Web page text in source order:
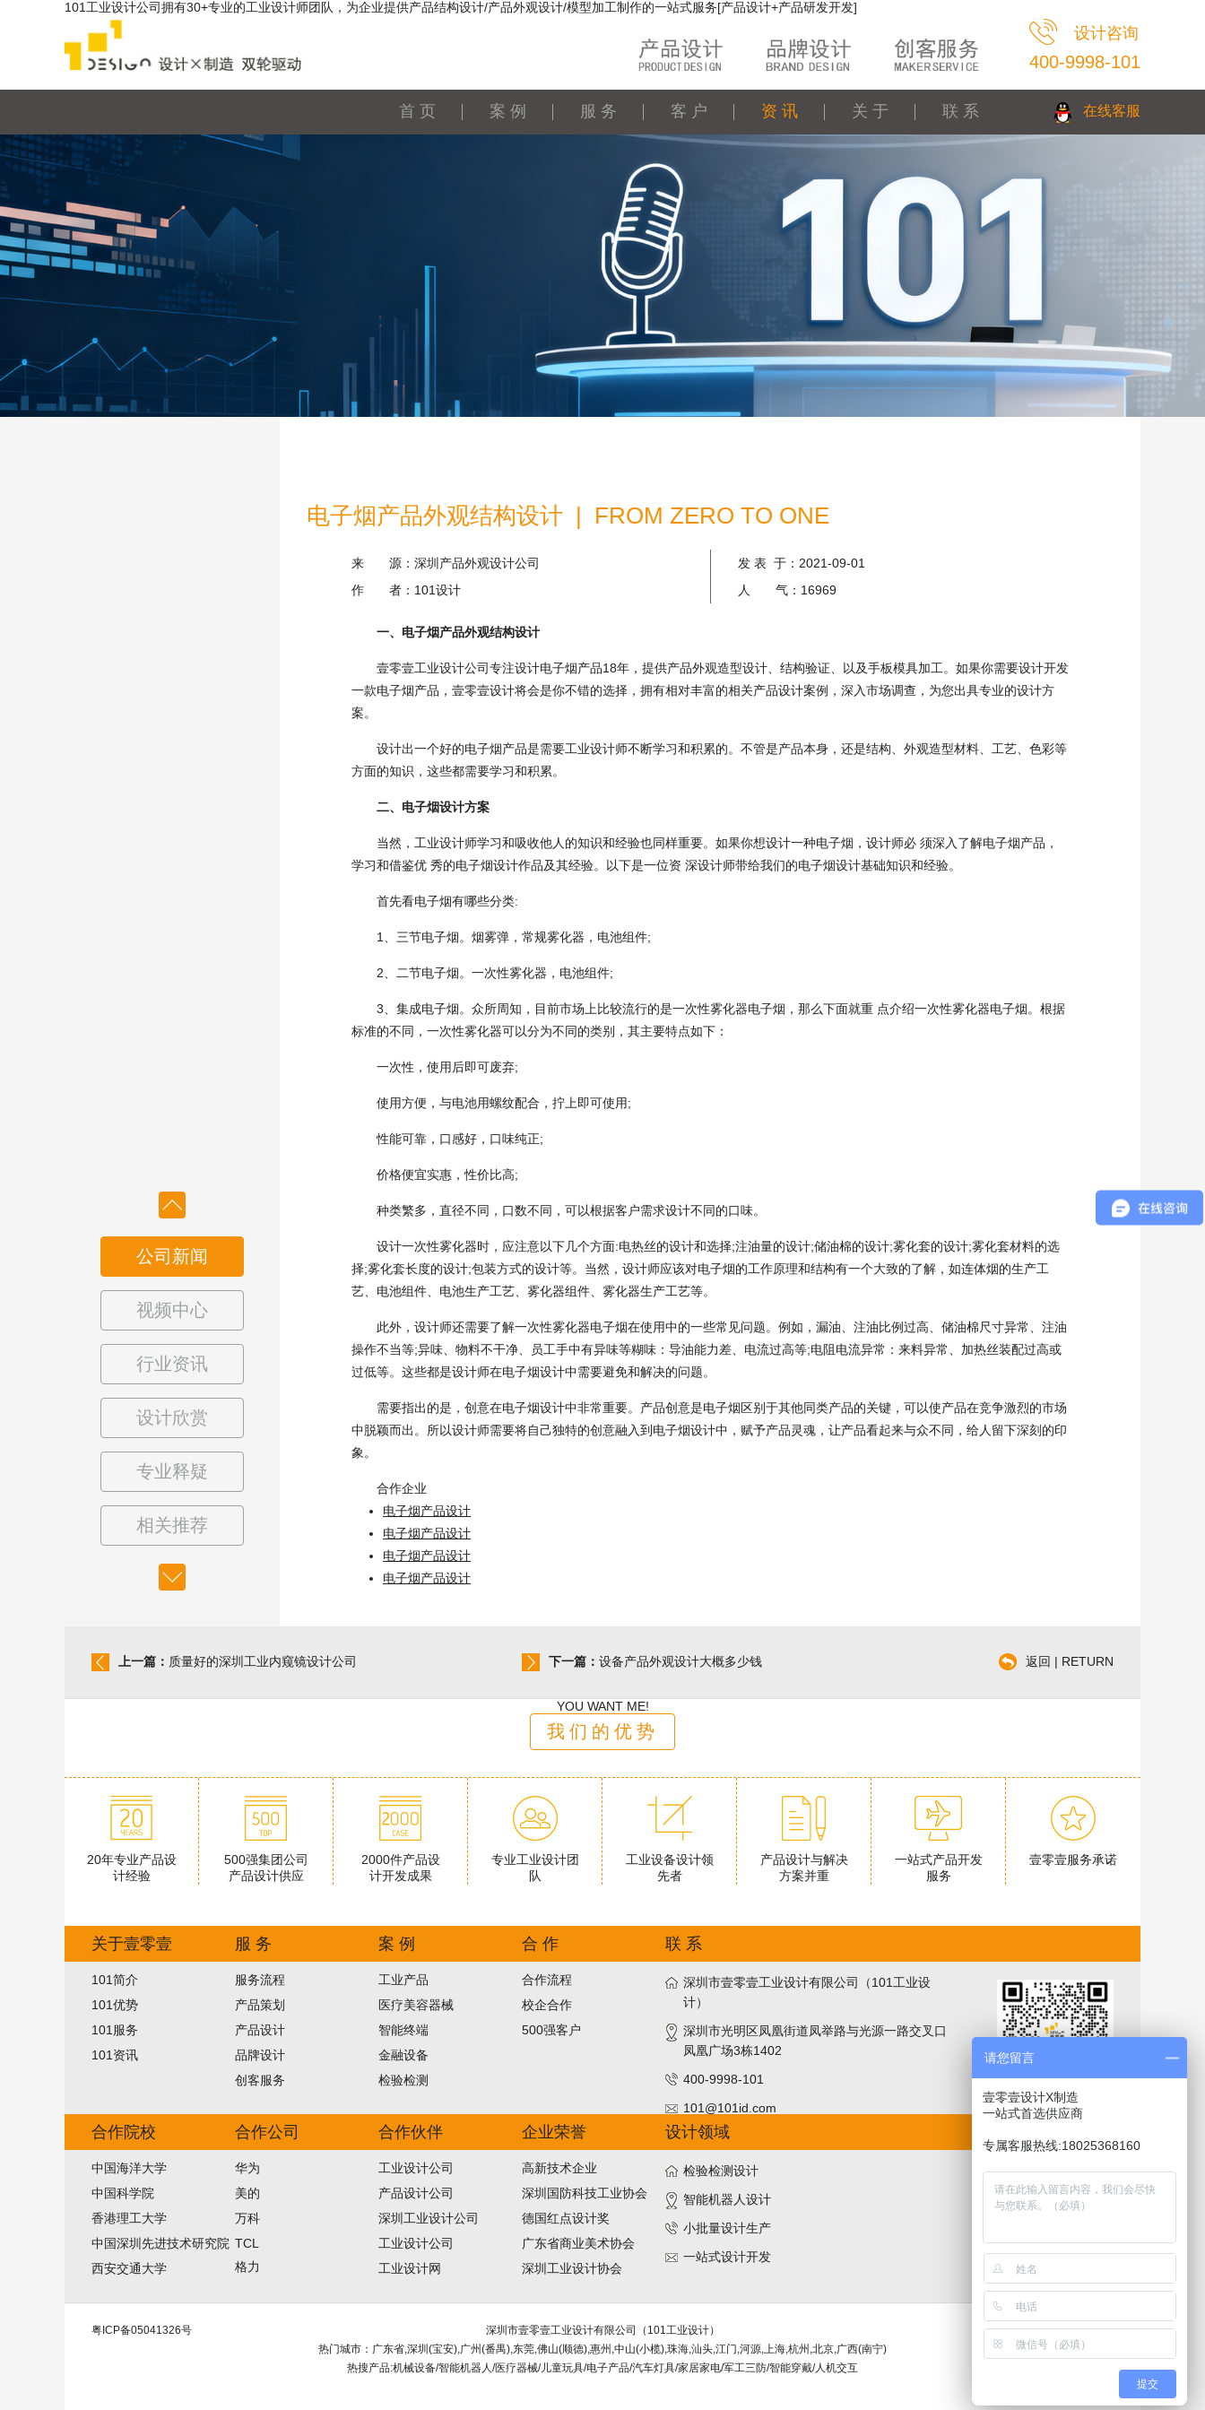
101工业设计公司拥有30+专业的工业设计师团队，为企业提供产品结构设计/产品外观设计/模型加工制作的一站式服务[产品设计+产品研发开发]
设计咨询
400-9998-101
首 页 案 例 服 务 客 户 资 讯 关 于 联 系 在线客服
公司新闻
视频中心
行业资讯
设计欣赏
专业释疑
相关推荐
电子烟产品外观结构设计 | FROM ZERO TO ONE
来 源： 深圳产品外观设计公司 发 表 于： 2021-09-01
作 者： 101设计 人 气： 16969
一、电子烟产品外观结构设计
壹零壹工业设计公司专注设计电子烟产品18年，提供产品外观造型设计、结构验证、以及手板模具加工。如果你需要设计开发
一款电子烟产品，壹零壹设计将会是你不错的选择，拥有相对丰富的相关产品设计案例，深入市场调查，为您出具专业的设计方
案。
设计出一个好的电子烟产品是需要工业设计师不断学习和积累的。不管是产品本身，还是结构、外观造型材料、工艺、色彩等
方面的知识，这些都需要学习和积累。
二、电子烟设计方案
当然，工业设计师学习和吸收他人的知识和经验也同样重要。如果你想设计一种电子烟，设计师必 须深入了解电子烟产品，
学习和借鉴优 秀的电子烟设计作品及其经验。以下是一位资 深设计师带给我们的电子烟设计基础知识和经验。
首先看电子烟有哪些分类:
1、三节电子烟。烟雾弹，常规雾化器，电池组件;
2、二节电子烟。一次性雾化器，电池组件;
3、集成电子烟。众所周知，目前市场上比较流行的是一次性雾化器电子烟，那么下面就重 点介绍一次性雾化器电子烟。根据
标准的不同，一次性雾化器可以分为不同的类别，其主要特点如下：
一次性，使用后即可废弃;
使用方便，与电池用螺纹配合，拧上即可使用;
性能可靠，口感好，口味纯正;
价格便宜实惠，性价比高;
种类繁多，直径不同，口数不同，可以根据客户需求设计不同的口味。
设计一次性雾化器时，应注意以下几个方面:电热丝的设计和选择;注油量的设计;储油棉的设计;雾化套的设计;雾化套材料的选
择;雾化套长度的设计;包装方式的设计等。当然，设计师应该对电子烟的工作原理和结构有一个大致的了解，如连体烟的生产工
艺、电池组件、电池生产工艺、雾化器组件、雾化器生产工艺等。
此外，设计师还需要了解一次性雾化器电子烟在使用中的一些常见问题。例如，漏油、注油比例过高、储油棉尺寸异常、注油
操作不当等;异味、物料不干净、员工手中有异味等糊味：导油能力差、电流过高等;电阻电流异常：来料异常、加热丝装配过高或
过低等。这些都是设计师在电子烟设计中需要避免和解决的问题。
需要指出的是，创意在电子烟设计中非常重要。产品创意是电子烟区别于其他同类产品的关键，可以使产品在竞争激烈的市场
中脱颖而出。所以设计师需要将自己独特的创意融入到电子烟设计中，赋予产品灵魂，让产品看起来与众不同，给人留下深刻的印
象。
合作企业
电子烟产品设计
电子烟产品设计
电子烟产品设计
电子烟产品设计
上一篇： 质量好的深圳工业内窥镜设计公司 下一篇： 设备产品外观设计大概多少钱 返回 | RETURN
YOU WANT ME!
我们的优势
20年专业产品设
计经验
500强集团公司
产品设计供应
2000件产品设
计开发成果
专业工业设计团
队
工业设备设计领
先者
产品设计与解决
方案并重
一站式产品开发
服务
壹零壹服务承诺
关于壹零壹
101简介
101优势
101服务
101资讯
服 务
服务流程
产品策划
产品设计
品牌设计
创客服务
案 例
工业产品
医疗美容器械
智能终端
金融设备
检验检测
合 作
合作流程
校企合作
500强客户
联 系
深圳市壹零壹工业设计有限公司（101工业设
计）
深圳市光明区凤凰街道凤举路与光源一路交叉口
凤凰广场3栋1402
400-9998-101
101@101id.com
合作院校
中国海洋大学
中国科学院
香港理工大学
中国深圳先进技术研究院
西安交通大学
合作公司
华为
美的
万科
TCL
格力
合作伙伴
工业设计公司
产品设计公司
深圳工业设计公司
工业设计公司
工业设计网
企业荣誉
高新技术企业
深圳国防科技工业协会
德国红点设计奖
广东省商业美术协会
深圳工业设计协会
设计领域
检验检测设计
智能机器人设计
小批量设计生产
一站式设计开发
深圳市壹零壹工业设计有限公司（101工业设计）
热门城市：广东省,深圳(宝安),广州(番禺),东莞,佛山(顺德),惠州,中山(小榄),珠海,汕头,江门,河源,上海,杭州,北京,广西(南宁)
热搜产品:机械设备/智能机器人/医疗器械/儿童玩具/电子产品/汽车灯具/家居家电/军工三防/智能穿戴/人机交互
粤ICP备05041326号
请您留言
壹零壹设计X制造
一站式首选供应商
专属客服热线:18025368160
提交